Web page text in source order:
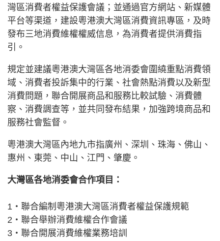
灣區消費者權益保護會議；並通過官方網站、新媒體
平台等渠道，建設粵港澳大灣區消費資訊專區，及時
發布三地消費維權權威信息，為消費者提供消費指
引。
規定並建議粵港澳大灣區各地消委會圍繞重點消費領
域、消費者投訴集中的行業、社會熱點消費以及新型
消費問題，聯合開展商品和服務比較試驗、消費體
察、消費調查等，並共同發布結果，加強跨境商品和
服務社會監督。
粵港澳大灣區內地九市指廣州、深圳、珠海、佛山、
惠州、東莞、中山、江門、肇慶。
大灣區各地消委會合作項目：
1‧聯合編制粵港澳大灣區消費者權益保護規範
2‧聯合舉辦消費維權合作會議
3‧聯合開展消費維權業務培訓